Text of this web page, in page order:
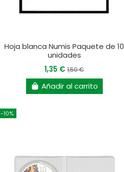
Hoja blanca Numis Paquete de 10
unidades
1,35 €1,50 €
Añadir al carrito
-10%